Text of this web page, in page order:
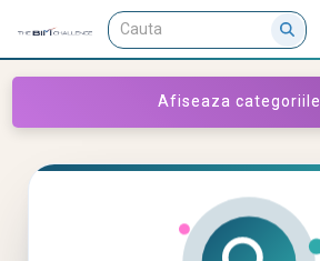
Afiseaza categoriile